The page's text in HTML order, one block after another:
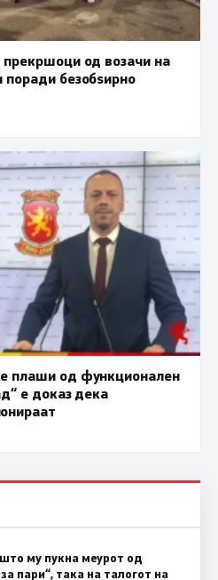
од возачи на
безобѕирно
плаши од функционален
е доказ дека
му пукна меурот од
пари“, така на талогот на